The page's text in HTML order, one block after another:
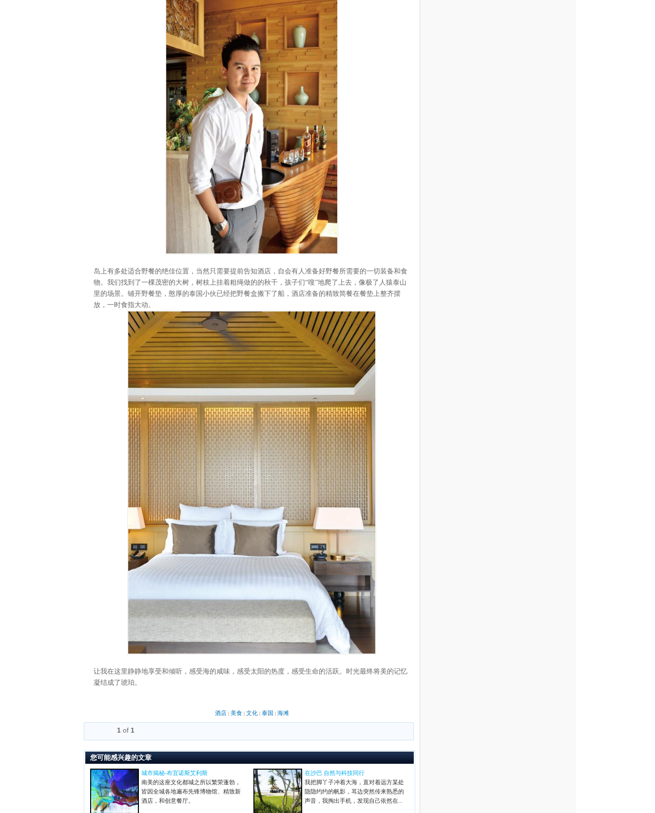
岛上有多处适合野餐的绝佳位置，当然只需要提前告知酒店，自会有人准备好野餐所需要的一切装备和食
物。我们找到了一棵茂密的大树，树枝上挂着粗绳做的的秋千，孩子们“嗖”地爬了上去，像极了人猿泰山
里的场景。铺开野餐垫，憨厚的泰国小伙已经把野餐盒搬下了船，酒店准备的精致简餐在餐垫上整齐摆
放，一时食指大动。
让我在这里静静地享受和倾听，感受海的咸味，感受太阳的热度，感受生命的活跃。时光最终将美的记忆
凝结成了琥珀。
酒店 | 美食| 文化| 泰国 | 海滩
1 of 1
您可能感兴趣的文章
城市揭秘-布宜诺斯艾利斯
南美的这座文化都城之所以繁荣蓬勃，
皆因全城各地遍布先锋博物馆、精致新
酒店，和创意餐厅。
在沙巴 自然与科技同行
我把脚丫子冲着大海，直对着远方某处
隐隐约约的帆影，耳边突然传来熟悉的
声音，我掏出手机，发现自己依然在...